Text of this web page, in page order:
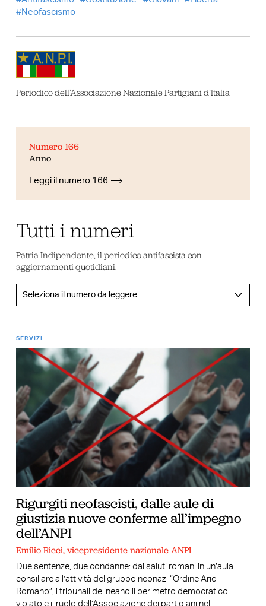
Neofascismo
Periodico dell’Associazione Nazionale Partigiani d’Italia
Numero 166
Anno
Leggi il numero 166
Tutti i numeri
Patria Indipendente, il periodico antifascista con
aggiornamenti quotidiani.
SERVIZI
Rigurgiti neofascisti, dalle aule di
giustizia nuove conferme all’impegno
dell’ANPI
Emilio Ricci, vicepresidente nazionale ANPI
Due sentenze, due condanne: dai saluti romani in un’aula
consiliare all’attività del gruppo neonazi “Ordine Ario
Romano”, i tribunali delineano il perimetro democratico
violato e il ruolo dell’Associazione dei partigiani nel